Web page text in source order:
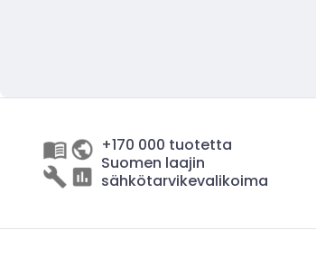
+170 000 tuotetta
Suomen laajin
sähkötarvikevalikoima